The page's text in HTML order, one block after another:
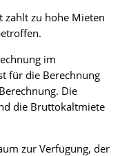
zahlt zu hohe Mieten
im
für die Berechnung
Die
die Bruttokaltmiete
zur Verfügung, der